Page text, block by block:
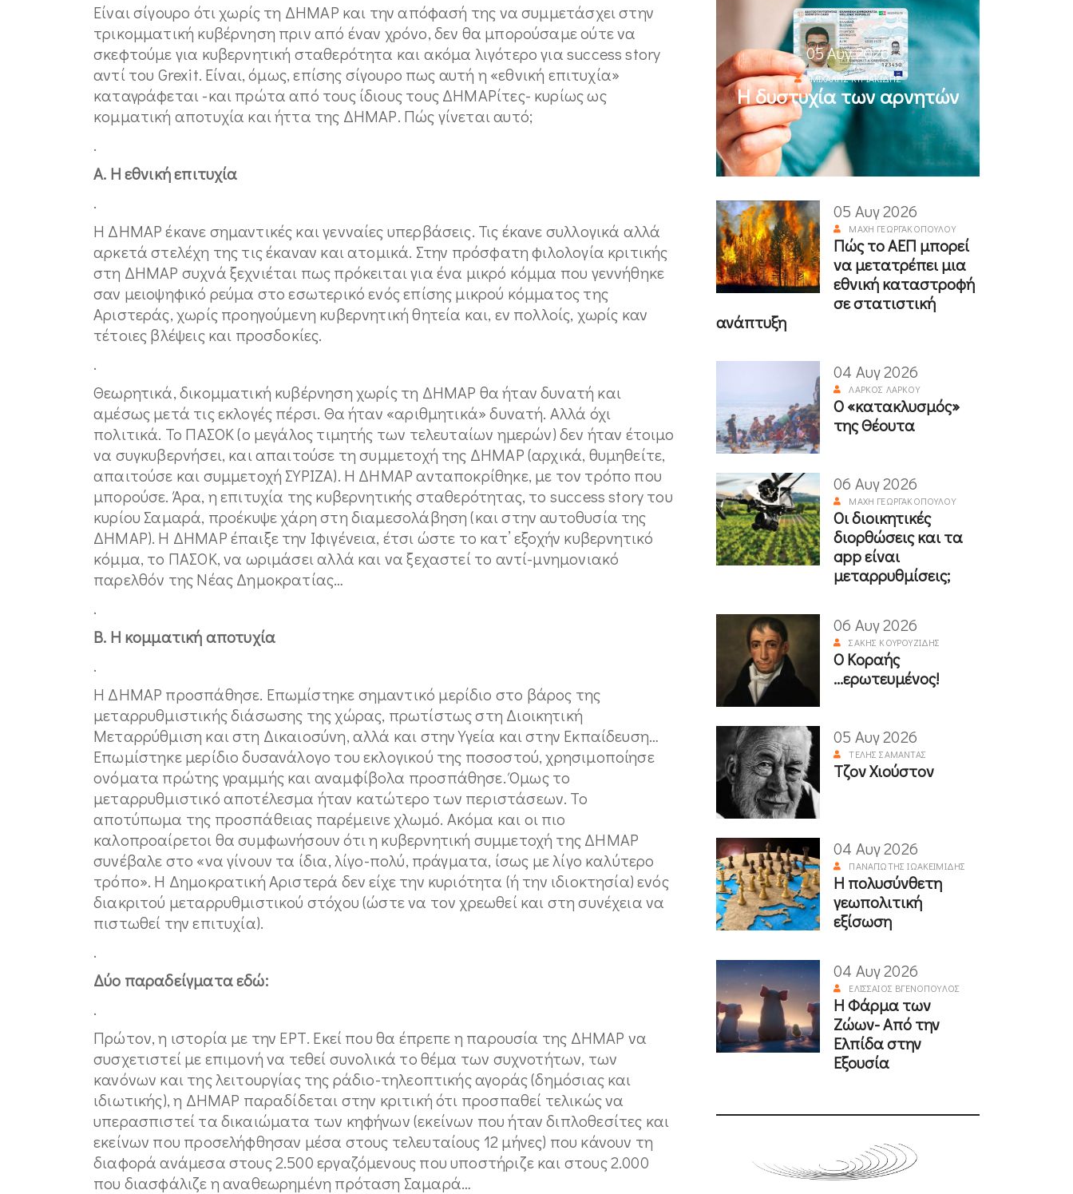
Είναι σίγουρο ότι χωρίς τη ΔΗΜΑΡ και την απόφασή της να συμμετάσχει στην
τρικομματική κυβέρνηση πριν από έναν χρόνο, δεν θα μπορούσαμε ούτε να
σκεφτούμε για κυβερνητική σταθερότητα και ακόμα λιγότερο για success story
αντί του Grexit. Είναι, όμως, επίσης σίγουρο πως αυτή η «εθνική επιτυχία»
καταγράφεται -και πρώτα από τους ίδιους τους ΔΗΜΑΡίτες- κυρίως ως
κομματική αποτυχία και ήττα της ΔΗΜΑΡ. Πώς γίνεται αυτό;
.
Α. Η εθνική επιτυχία
.
Η ΔΗΜΑΡ έκανε σημαντικές και γενναίες υπερβάσεις. Τις έκανε συλλογικά αλλά
αρκετά στελέχη της τις έκαναν και ατομικά. Στην πρόσφατη φιλολογία κριτικής
στη ΔΗΜΑΡ συχνά ξεχνιέται πως πρόκειται για ένα μικρό κόμμα που γεννήθηκε
σαν μειοψηφικό ρεύμα στο εσωτερικό ενός επίσης μικρού κόμματος της
Αριστεράς, χωρίς προηγούμενη κυβερνητική θητεία και, εν πολλοίς, χωρίς καν
τέτοιες βλέψεις και προσδοκίες.
.
Θεωρητικά, δικομματική κυβέρνηση χωρίς τη ΔΗΜΑΡ θα ήταν δυνατή και
αμέσως μετά τις εκλογές πέρσι. Θα ήταν «αριθμητικά» δυνατή. Αλλά όχι
πολιτικά. Το ΠΑΣΟΚ (ο μεγάλος τιμητής των τελευταίων ημερών) δεν ήταν έτοιμο
να συγκυβερνήσει, και απαιτούσε τη συμμετοχή της ΔΗΜΑΡ (αρχικά, θυμηθείτε,
απαιτούσε και συμμετοχή ΣΥΡΙΖΑ). Η ΔΗΜΑΡ ανταποκρίθηκε, με τον τρόπο που
μπορούσε. Άρα, η επιτυχία της κυβερνητικής σταθερότητας, το success story του
κυρίου Σαμαρά, προέκυψε χάρη στη διαμεσολάβηση (και στην αυτοθυσία της
ΔΗΜΑΡ). Η ΔΗΜΑΡ έπαιξε την Ιφιγένεια, έτσι ώστε το κατ’ εξοχήν κυβερνητικό
κόμμα, το ΠΑΣΟΚ, να ωριμάσει αλλά και να ξεχαστεί το αντί-μνημονιακό
παρελθόν της Νέας Δημοκρατίας…
.
Β. Η κομματική αποτυχία
.
Η ΔΗΜΑΡ προσπάθησε. Επωμίστηκε σημαντικό μερίδιο στο βάρος της
μεταρρυθμιστικής διάσωσης της χώρας, πρωτίστως στη Διοικητική
Μεταρρύθμιση και στη Δικαιοσύνη, αλλά και στην Υγεία και στην Εκπαίδευση…
Επωμίστηκε μερίδιο δυσανάλογο του εκλογικού της ποσοστού, χρησιμοποίησε
ονόματα πρώτης γραμμής και αναμφίβολα προσπάθησε. Όμως το
μεταρρυθμιστικό αποτέλεσμα ήταν κατώτερο των περιστάσεων. Το
αποτύπωμα της προσπάθειας παρέμεινε χλωμό. Ακόμα και οι πιο
καλοπροαίρετοι θα συμφωνήσουν ότι η κυβερνητική συμμετοχή της ΔΗΜΑΡ
συνέβαλε στο «να γίνουν τα ίδια, λίγο-πολύ, πράγματα, ίσως με λίγο καλύτερο
τρόπο». Η Δημοκρατική Αριστερά δεν είχε την κυριότητα (ή την ιδιοκτησία) ενός
διακριτού μεταρρυθμιστικού στόχου (ώστε να τον χρεωθεί και στη συνέχεια να
πιστωθεί την επιτυχία).
.
Δύο παραδείγματα εδώ:
.
Πρώτον, η ιστορία με την ΕΡΤ. Εκεί που θα έπρεπε η παρουσία της ΔΗΜΑΡ να
συσχετιστεί με επιμονή να τεθεί συνολικά το θέμα των συχνοτήτων, των
κανόνων και της λειτουργίας της ράδιο-τηλεοπτικής αγοράς (δημόσιας και
ιδιωτικής), η ΔΗΜΑΡ παραδίδεται στην κριτική ότι προσπαθεί τελικώς να
υπερασπιστεί τα δικαιώματα των κηφήνων (εκείνων που ήταν διπλοθεσίτες και
εκείνων που προσελήφθησαν μέσα στους τελευταίους 12 μήνες) που κάνουν τη
διαφορά ανάμεσα στους 2.500 εργαζόμενους που υποστήριζε και στους 2.000
που διασφάλιζε η αναθεωρημένη πρόταση Σαμαρά…
05 Αυγ 2026
ΜΙΧΆΛΗΣ ΚΥΡΙΑΚΊΔΗΣ
Η δυστυχία των αρνητών
05 Αυγ 2026
ΜΆΧΗ ΓΕΩΡΓΑΚΟΠΟΎΛΟΥ
Πώς το ΑΕΠ μπορεί
να μετατρέπει μια
εθνική καταστροφή
σε στατιστική
ανάπτυξη
04 Αυγ 2026
ΛΆΡΚΟΣ ΛΆΡΚΟΥ
Ο «κατακλυσμός»
της Θέουτα
06 Αυγ 2026
ΜΆΧΗ ΓΕΩΡΓΑΚΟΠΟΎΛΟΥ
Οι διοικητικές
διορθώσεις και τα
app είναι
μεταρρυθμίσεις;
06 Αυγ 2026
ΣΆΚΗΣ ΚΟΥΡΟΥΖΊΔΗΣ
Ο Κοραής
...ερωτευμένος!
05 Αυγ 2026
ΤΈΛΗΣ ΣΑΜΑΝΤΆΣ
Τζον Χιούστον
04 Αυγ 2026
ΠΑΝΑΓΙΏΤΗΣ ΙΩΑΚΕΙΜΊΔΗΣ
Η πολυσύνθετη
γεωπολιτική
εξίσωση
04 Αυγ 2026
ΕΛΙΣΣΑΊΟΣ ΒΓΕΝΌΠΟΥΛΟΣ
Η Φάρμα των
Ζώων- Από την
Ελπίδα στην
Εξουσία